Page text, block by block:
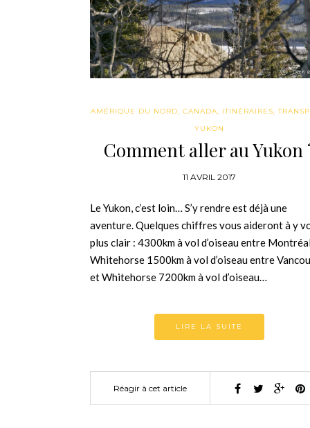
AMÉRIQUE DU NORD, CANADA, ITINÉRAIRES,
YUKON
Comment aller au Yukon
11 AVRIL 2017
Le Yukon, c’est loin… S’y rendre est déjà une
aventure. Quelques chiffres vous aideront à y
plus clair : 4300km à vol d’oiseau entre
Whitehorse 1500km à vol d’oiseau entre
et Whitehorse 7200km à vol d’oiseau…
LIRE LA SUITE
Réagir à cet article